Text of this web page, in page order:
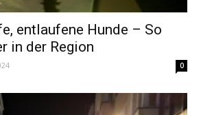
entlaufene Hunde – So
in der Region
0